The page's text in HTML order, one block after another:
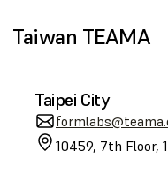
Taiwan TEAMA
Taipei City
10459, 7th Floor,